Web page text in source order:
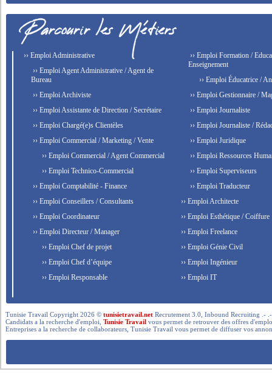
›› Emploi Administrative
›› Emploi Agent Administrative / Agent de
Bureau
›› Emploi Archiviste
›› Emploi Assistante de Direction / Secrétaire
›› Emploi Chargé(e)s Clientèles
›› Emploi Commercial / Marketing / Vente
›› Emploi Commercial / Agent Commercial
›› Emploi Technico-Commercial
›› Emploi Comptabilité - Finance
›› Emploi Conseillers / Consultants
›› Emploi Coordinateur
›› Emploi Directeur / Manager
›› Emploi Chef de projet
›› Emploi Chef d’équipe
›› Emploi Responsable
›› Emploi Formation /
Enseignement
›› Emploi Éducatrice /
›› Emploi Gestionnaire /
›› Emploi Journaliste
›› Emploi Journaliste /
›› Emploi Juridique
›› Emploi Ressources
›› Emploi Superviseurs
›› Emploi Traducteur
›› Emploi Architecte
›› Emploi Esthétique / Coiffure
›› Emploi Freelance
›› Emploi Génie Civil
›› Emploi Ingénieur
›› Emploi IT
Tunisie Travail Copyright 2026 ©tunisietravail.net Recrutement 3.0, Inbound Recruiting .-
Candidats a la recherche d'emploi,Tunisie Travail vous permet de retrouver des offres
Entreprises a la recherche de collaborateurs, Tunisie Travail vous permet de diffuser vos